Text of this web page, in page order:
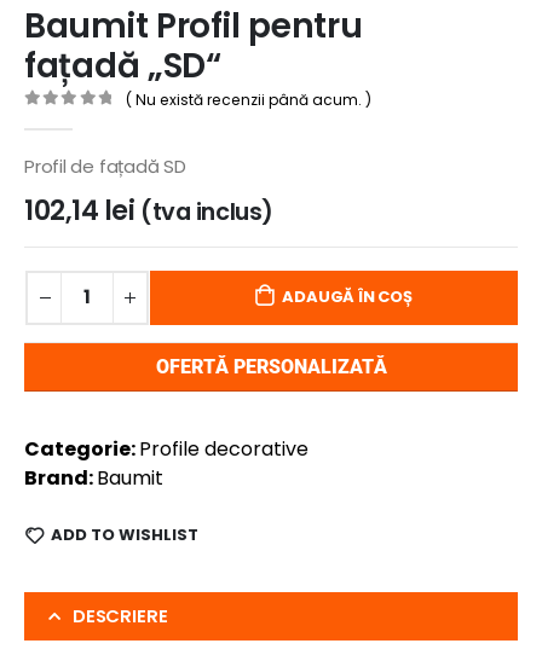
Baumit Profil pentru
fațadă „SD“
( Nu există recenzii până acum. )
Profil de fațadă SD
102,14 lei (tva inclus)
ADAUGĂ ÎN COȘ
OFERTĂ PERSONALIZATĂ
Categorie:Profile decorative
Brand:Baumit
ADD TO WISHLIST
DESCRIERE